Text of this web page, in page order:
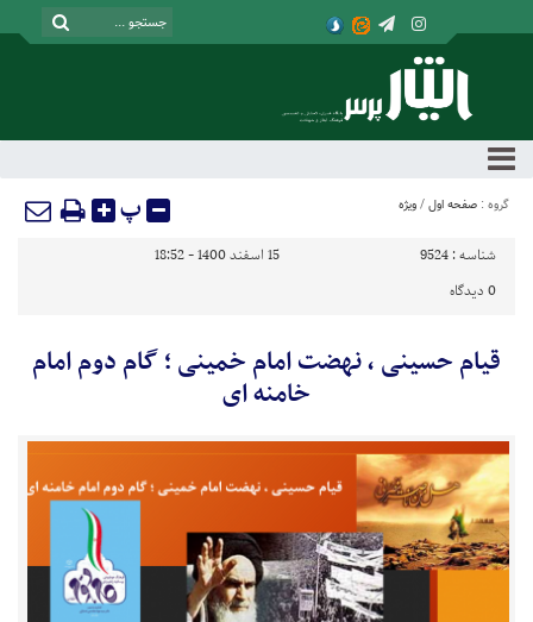
گروه : صفحه اول / ویژه پ
شناسه : 9524
15 اسفند 1400 - 18:52
0 دیدگاه
قیام حسینی ، نهضت امام خمینی ؛ گام دوم امام
خامنه ای